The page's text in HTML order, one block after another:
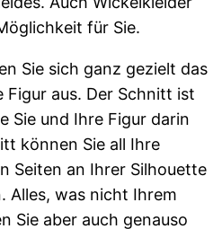
für Sie.
Sie sich ganz gezielt das
Figur aus. Der Schnitt ist
Sie und Ihre Figur darin
können Sie all Ihre
Seiten an Ihrer Silhouette
Alles, was nicht Ihrem
Sie aber auch genauso